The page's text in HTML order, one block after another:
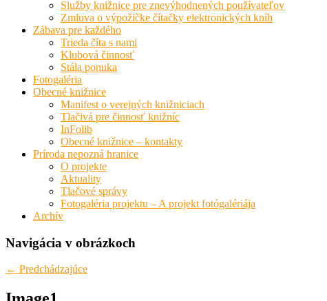
Služby knižnice pre znevýhodnených používateľov
Zmluva o výpožičke čítačky elektronických kníh
Zábava pre každého
Trieda číta s nami
Klubová činnosť
Stála ponuka
Fotogaléria
Obecné knižnice
Manifest o verejných knižniciach
Tlačivá pre činnosť knižníc
InFolib
Obecné knižnice – kontakty
Príroda nepozná hranice
O projekte
Aktuality
Tlačové správy
Fotogaléria projektu – A projekt fotógalériája
Archív
Navigácia v obrázkoch
← Predchádzajúce